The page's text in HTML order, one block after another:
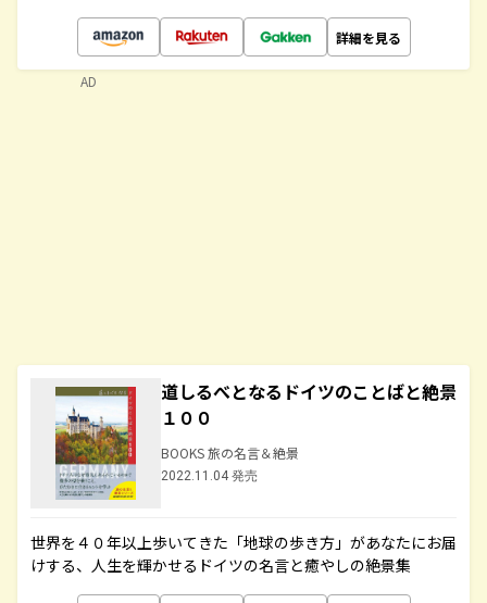
詳細を見る
道しるべとなるドイツのことばと絶景
１００
BOOKS 旅の名言＆絶景
2022.11.04 発売
世界を４０年以上歩いてきた「地球の歩き方」があなたにお届
けする、人生を輝かせるドイツの名言と癒やしの絶景集
AD